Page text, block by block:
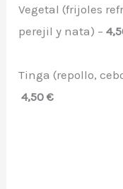
Vegetal (frijoles
perejil y nata) –
Tinga (repollo,
4,50 €